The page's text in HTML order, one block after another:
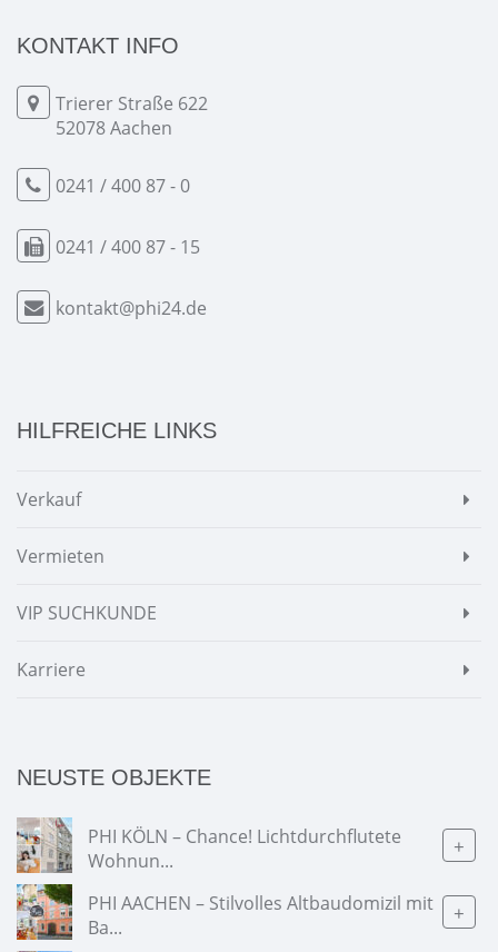
KONTAKT INFO
Trierer Straße 622
52078 Aachen
0241 / 400 87 - 0
0241 / 400 87 - 15
kontakt@phi24.de
HILFREICHE LINKS
Verkauf
Vermieten
VIP SUCHKUNDE
Karriere
NEUSTE OBJEKTE
PHI KÖLN – Chance! Lichtdurchflutete
Wohnun...
+
PHI AACHEN – Stilvolles Altbaudomizil mit
Ba...
+